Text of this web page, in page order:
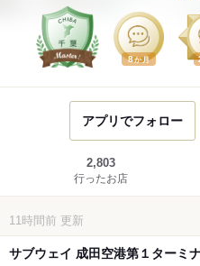
8か月
アプリでフォロー
2,803
行ったお店
11時間前 更新
サブウェイ 成田空港第１ターミ